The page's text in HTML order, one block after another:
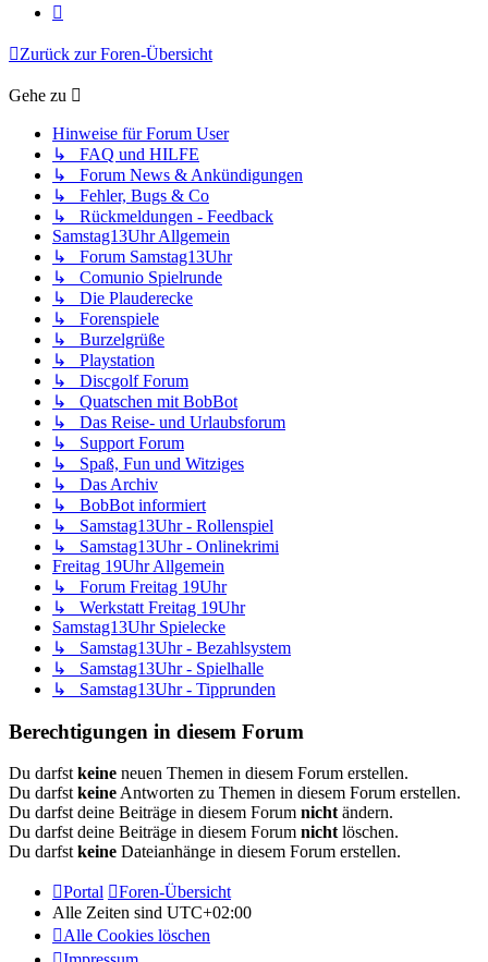
Zurück zur Foren-Übersicht
Gehe zu
Hinweise für Forum User
↳ FAQ und HILFE
↳ Forum News & Ankündigungen
↳ Fehler, Bugs & Co
↳ Rückmeldungen - Feedback
Samstag13Uhr Allgemein
↳ Forum Samstag13Uhr
↳ Comunio Spielrunde
↳ Die Plauderecke
↳ Forenspiele
↳ Burzelgrüße
↳ Playstation
↳ Discgolf Forum
↳ Quatschen mit BobBot
↳ Das Reise- und Urlaubsforum
↳ Support Forum
↳ Spaß, Fun und Witziges
↳ Das Archiv
↳ BobBot informiert
↳ Samstag13Uhr - Rollenspiel
↳ Samstag13Uhr - Onlinekrimi
Freitag 19Uhr Allgemein
↳ Forum Freitag 19Uhr
↳ Werkstatt Freitag 19Uhr
Samstag13Uhr Spielecke
↳ Samstag13Uhr - Bezahlsystem
↳ Samstag13Uhr - Spielhalle
↳ Samstag13Uhr - Tipprunden
Berechtigungen in diesem Forum
Du darfstkeine neuen Themen in diesem Forum erstellen.
Du darfstkeineAntworten zu Themen in diesem Forum erstellen.
Du darfst deine Beiträge in diesem Forum nichtändern.
Du darfst deine Beiträge in diesem Forum nichtlöschen.
Du darfstkeine Dateianhänge in diesem Forum erstellen.
Portal
Foren-Übersicht
Alle Zeiten sind UTC+02:00
Alle Cookies löschen